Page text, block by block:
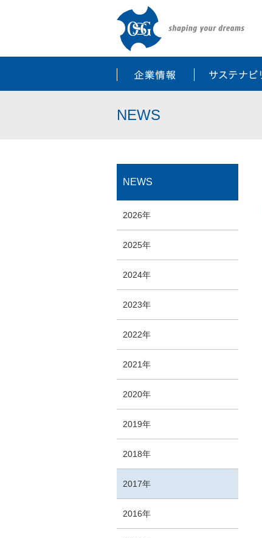
NEWS
NEWS
2026年
2025年
2024年
2023年
2022年
2021年
2020年
2019年
2018年
2017年
2016年